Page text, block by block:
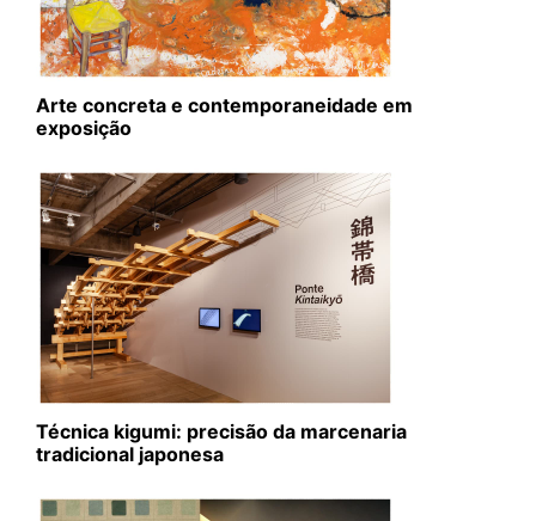
Arte concreta e contemporaneidade em
exposição
Técnica kigumi: precisão da marcenaria
tradicional japonesa